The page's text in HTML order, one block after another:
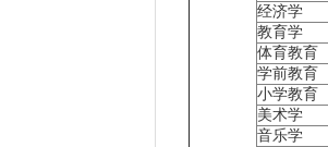
经济学
教育学
体育教育
学前教育
小学教育
美术学
音乐学